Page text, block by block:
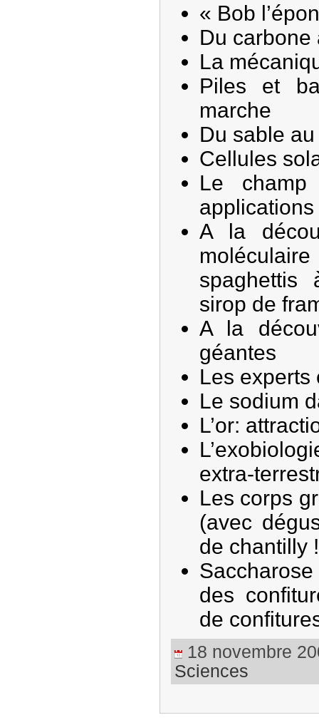
« Bob
Du carbone
La
Piles et
marche
Du sable
Cellules
Le
applications
A la
sirop de
A la
géantes
Les experts
Le sodium
L’or:
extra-
Les corps
(avec
de chantilly
des
de
18 novembre
Sciences